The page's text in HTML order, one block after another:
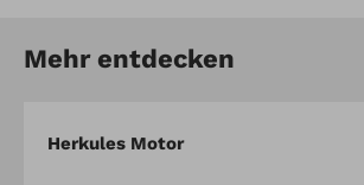
Mehr entdecken
Herkules Motor